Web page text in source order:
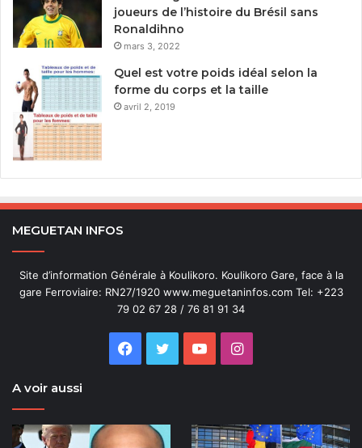
joueurs de l’histoire du Brésil sans
Ronaldihno
mars 3, 2022
Quel est votre poids idéal selon la
forme du corps et la taille
avril 2, 2019
MEGUETAN INFOS
Site d’information Générale à Koulikoro. Koulikoro Gare, face à la
gare Ferroviaire: RN27/1920 www.meguetaninfos.com Tel: +223
79 02 67 28 / 76 81 91 34
Facebook
Twitter YouTubeInstagram
A voir aussi